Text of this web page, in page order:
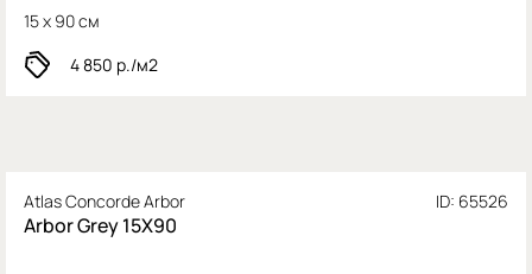
15 x 90 см
4 850 р./м2
Atlas Concorde Arbor ID: 65526
Arbor Grey 15X90